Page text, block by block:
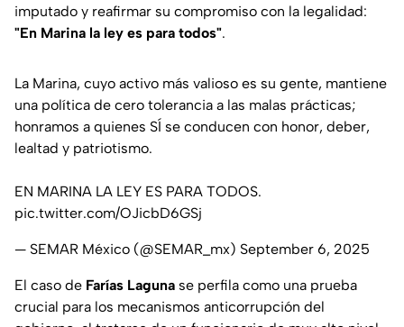
imputado y reafirmar su compromiso con la legalidad:
"En Marina la ley es para todos".
La Marina, cuyo activo más valioso es su gente, mantiene
una política de cero tolerancia a las malas prácticas;
honramos a quienes SÍ se conducen con honor, deber,
lealtad y patriotismo.
EN MARINA LA LEY ES PARA TODOS.
pic.twitter.com/OJicbD6GSj
— SEMAR México (@SEMAR_mx) September 6, 2025
El caso de Farías Laguna se perfila como una prueba
crucial para los mecanismos anticorrupción del